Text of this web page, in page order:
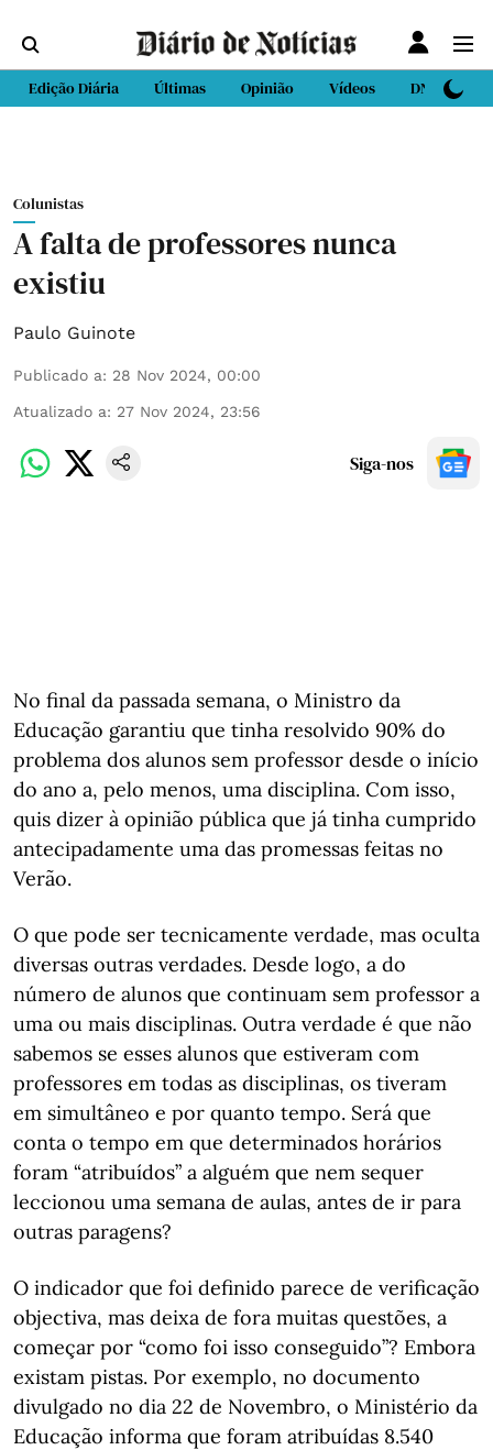
Edição Diária Últimas Opinião Vídeos DN Sport
Colunistas
A falta de professores nunca
existiu
Paulo Guinote
Publicado a: 28 Nov 2024, 00:00
Atualizado a: 27 Nov 2024, 23:56
Siga-nos
No final da passada semana, o Ministro da
Educação garantiu que tinha resolvido 90% do
problema dos alunos sem professor desde o início
do ano a, pelo menos, uma disciplina. Com isso,
quis dizer à opinião pública que já tinha cumprido
antecipadamente uma das promessas feitas no
Verão.
O que pode ser tecnicamente verdade, mas oculta
diversas outras verdades. Desde logo, a do
número de alunos que continuam sem professor a
uma ou mais disciplinas. Outra verdade é que não
sabemos se esses alunos que estiveram com
professores em todas as disciplinas, os tiveram
em simultâneo e por quanto tempo. Será que
conta o tempo em que determinados horários
foram “atribuídos” a alguém que nem sequer
leccionou uma semana de aulas, antes de ir para
outras paragens?
O indicador que foi definido parece de verificação
objectiva, mas deixa de fora muitas questões, a
começar por “como foi isso conseguido”? Embora
existam pistas. Por exemplo, no documento
divulgado no dia 22 de Novembro, o Ministério da
Educação informa que foram atribuídas 8.540